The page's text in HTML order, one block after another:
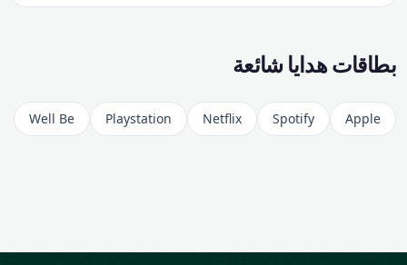
بطاقات هدايا شائعة
Apple
Spotify
Netflix
Playstation
Well Be